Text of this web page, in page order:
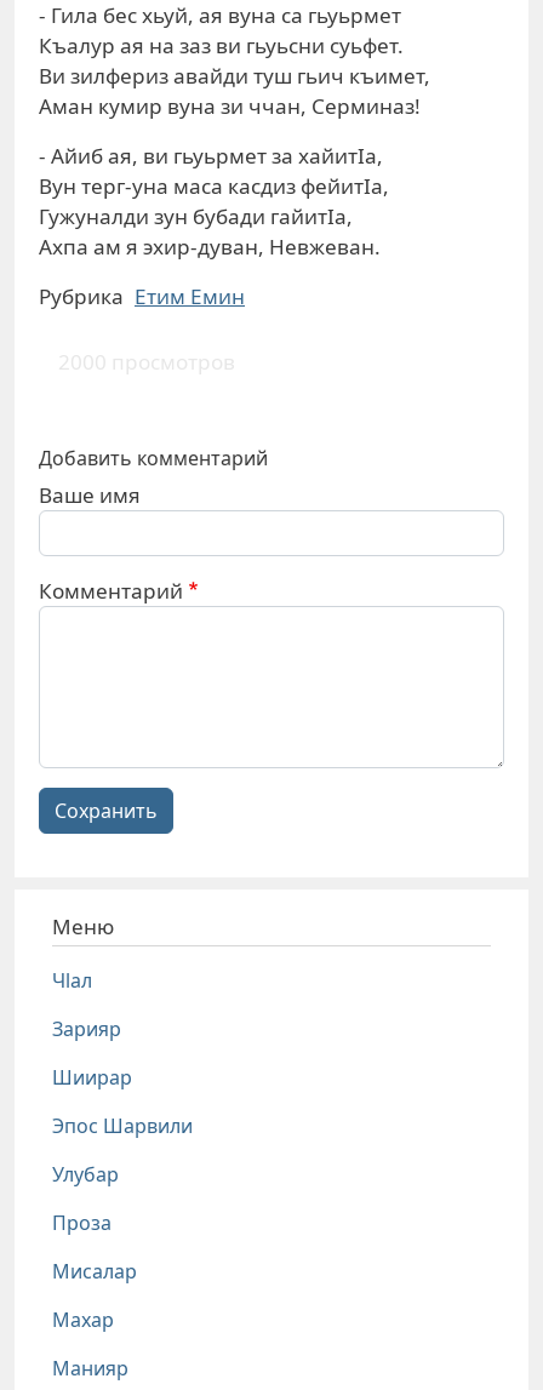
- Гила бес хьуй, ая вуна са гьуьрмет
Къалур ая на заз ви гьуьсни суьфет.
Ви зилфериз авайди туш гьич къимет,
Аман кумир вуна зи ччан, Серминаз!
- Айиб ая, ви гьуьрмет за хайитIа,
Вун терг-уна маса касдиз фейитIа,
Гужуналди зун бубади гайитIа,
Ахпа ам я эхир-дуван, Невжеван.
Рубрика Етим Емин
2000 просмотров
Добавить комментарий
Ваше имя
Комментарий
Сохранить
Меню
Чlал
Зарияр
Шиирар
Эпос Шарвили
Улубар
Проза
Мисалар
Махар
Манияр